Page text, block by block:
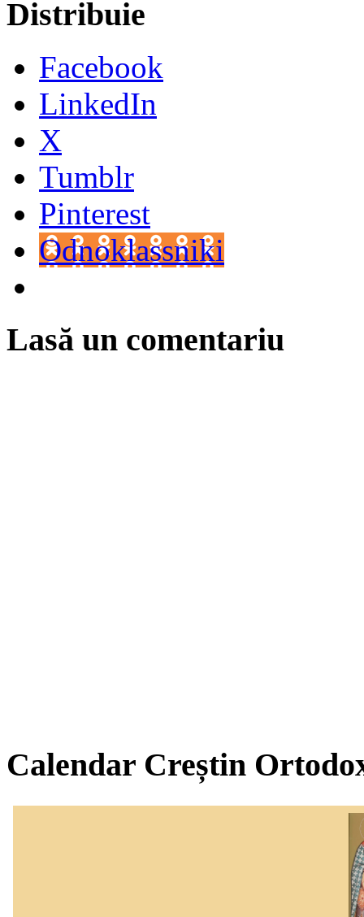
Distribuie
Facebook
LinkedIn
X
Tumblr
Pinterest
Odnoklassniki
Lasă un comentariu
Calendar Creștin